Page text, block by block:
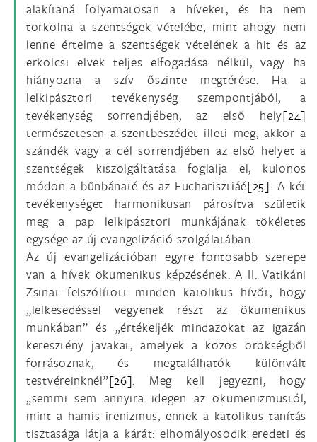
alakítaná folyamatosan a híveket, és ha nem
torkolna a szentségek vételébe, mint ahogy nem
lenne értelme a szentségek vételének a hit és az
erkölcsi elvek teljes elfogadása nélkül, vagy ha
hiányozna a szív őszinte megtérése. Ha a
lelkipásztori tevékenység szempontjából, a
tevékenység sorrendjében, az első hely[24]
természetesen a szentbeszédet illeti meg, akkor a
szándék vagy a cél sorrendjében az első helyet a
szentségek kiszolgáltatása foglalja el, különös
módon a bűnbánaté és az Eucharisztiáé[25]. A két
tevékenységet harmonikusan párosítva születik
meg a pap lelkipásztori munkájának tökéletes
egysége az új evangelizáció szolgálatában.
Az új evangelizációban egyre fontosabb szerepe
van a hívek ökumenikus képzésének. A II. Vatikáni
Zsinat felszólított minden katolikus hívőt, hogy
„lelkesedéssel vegyenek részt az ökumenikus
munkában” és „értékeljék mindazokat az igazán
keresztény javakat, amelyek a közös örökségből
forrásoznak, és megtalálhatók különvált
testvéreinknél”[26]. Meg kell jegyezni, hogy
„semmi sem annyira idegen az ökumenizmustól,
mint a hamis irenizmus, ennek a katolikus tanítás
tisztasága látja a kárát: elhomályosodik eredeti és